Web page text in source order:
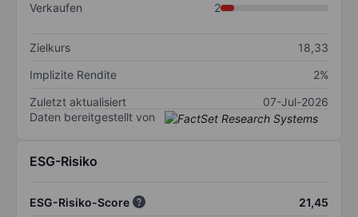
Verkaufen
2
Zielkurs
18,33
Implizite Rendite
2%
Zuletzt aktualisiert
07-Jul-2026
Daten bereitgestellt von
ESG-Risiko
ESG-Risiko-Score
21,45